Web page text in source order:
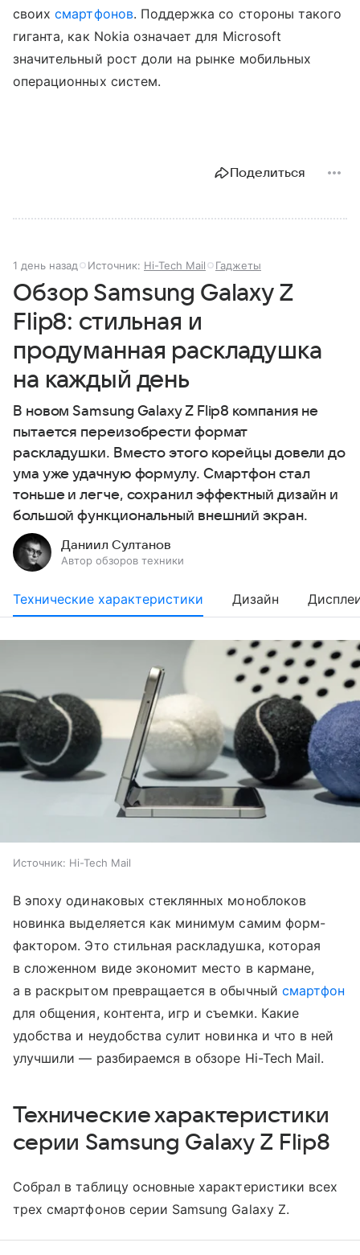
своихсмартфонов. Поддержка со стороны такого
гиганта, как Nokia означает для Microsoft
значительный рост доли на рынке мобильных
операционных систем.
Поделиться
1 день назад Источник: Hi-Tech Mail Гаджеты
Обзор Samsung Galaxy Z
Flip8: стильная и
продуманная раскладушка
на каждый день
В новом Samsung Galaxy Z Flip8 компания не
пытается переизобрести формат
раскладушки. Вместо этого корейцы довели до
ума уже удачную формулу. Смартфон стал
тоньше и легче, сохранил эффектный дизайн и
большой функциональный внешний экран.
Даниил Султанов
Автор обзоров техники
Технические характеристики Дизайн
Источник: Hi-Tech Mail
В эпоху одинаковых стеклянных моноблоков
новинка выделяется как минимум самим форм-
фактором. Это стильная раскладушка, которая
в сложенном виде экономит место в кармане,
а в раскрытом превращается в обычный смартфон
для общения, контента, игр и съемки. Какие
удобства и неудобства сулит новинка и что в ней
улучшили — разбираемся в обзоре Hi-Tech Mail.
Технические характеристики
серии Samsung Galaxy Z Flip8
Собрал в таблицу основные характеристики всех
трех смартфонов серии Samsung Galaxy Z.